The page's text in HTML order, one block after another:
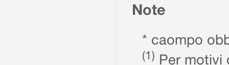
Note
* caompo
(1) Per motivi